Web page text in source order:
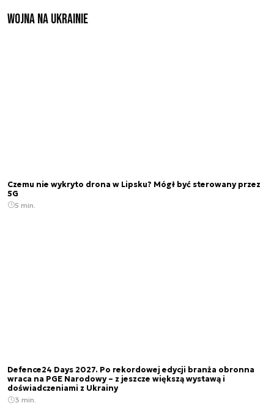
Wojna na Ukrainie
Czemu nie wykryto drona w Lipsku? Mógł być sterowany przez
5G
5 min.
Defence24 Days 2027. Po rekordowej edycji branża obronna
wraca na PGE Narodowy – z jeszcze większą wystawą i
doświadczeniami z Ukrainy
3 min.